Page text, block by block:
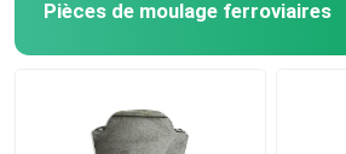
Pièces de rechange locomotives
Pièces de moulage ferroviaires